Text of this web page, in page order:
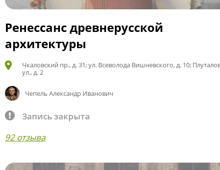
Ренессанс древнерусской
архитектуры
Чкаловский пр., д. 31; ул. Всеволода Вишневского, д. 10;
ул., д. 2
Чепель Александр Иванович
Запись закрыта
92 отзыва